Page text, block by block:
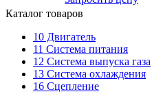
Каталог товаров
10 Двигатель
11 Система питания
12 Система выпуска газа
13 Система охлаждения
16 Сцепление